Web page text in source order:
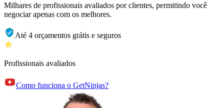
Milhares de profissionais avaliados por clientes, permitindo você
negociar apenas com os melhores.
Até 4 orçamentos grátis e seguros
Profissionais avaliados
Como funciona o GetNinjas?